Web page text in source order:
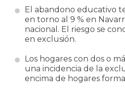
El abandono educativo
en torno al 9 % en
nacional. El riesgo se
en exclusión.
Los hogares con dos o
una incidencia de la
encima de hogares